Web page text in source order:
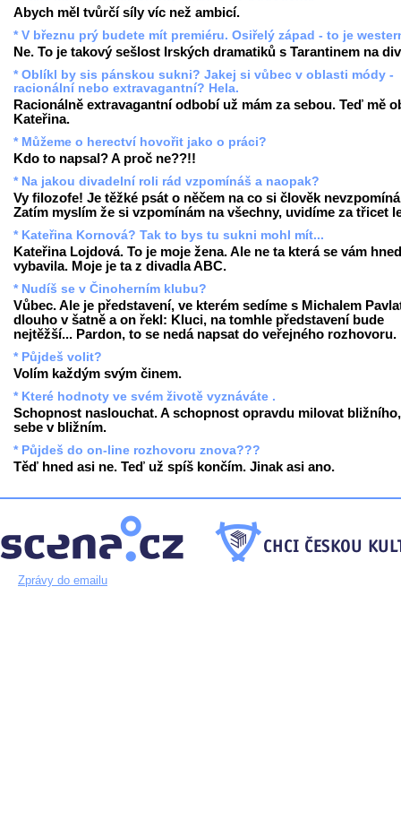
Abych měl tvůrčí síly víc než ambicí.
* V březnu prý budete mít premiéru. Osiřelý západ - to je
Ne. To je takový sešlost Irských dramatiků s Tarantinem na
* Oblíkl by sis pánskou sukni? Jakej si vůbec v oblasti módy -
racionální nebo extravagantní? Hela.
Racionálně extravagantní odbobí už mám za sebou. Teď mě
Kateřina.
* Můžeme o herectví hovořit jako o práci?
Kdo to napsal? A proč ne??!!
* Na jakou divadelní roli rád vzpomínáš a naopak?
Vy filozofe! Je těžké psát o něčem na co si člověk
Zatím myslím že si vzpomínám na všechny, uvidíme za třicet
* Kateřina Kornová? Tak to bys tu sukni mohl mít...
Kateřina Lojdová. To je moje žena. Ale ne ta která se vám hned
vybavila. Moje je ta z divadla ABC.
* Nudíš se v Činoherním klubu?
Vůbec. Ale je představení, ve kterém sedíme s Michalem
dlouho v šatně a on řekl: Kluci, na tomhle představení bude
nejtěžší... Pardon, to se nedá napsat do veřejného rozhovoru.
* Půjdeš volit?
Volím každým svým činem.
* Které hodnoty ve svém životě vyznáváte .
Schopnost naslouchat. A schopnost opravdu milovat
sebe v bližním.
* Půjdeš do on-line rozhovoru znova???
Těď hned asi ne. Teď už spíš končím. Jinak asi ano.
Zprávy do emailu